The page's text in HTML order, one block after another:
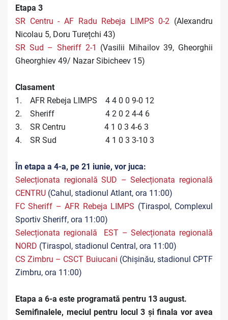
Etapa 3
SR Centru - AF Radu Rebeja LIMPS 0-2 (Alexandru
Nicolau 5, Doru Turețchi 43)
SR Sud – Sheriff 2-1 (Vasilii Mihailov 39, Gheorghii
Gheorghiev 49/ Nazar Sibicheev 15)
Clasament
1. AFR Rebeja LIMPS 4 4 0 0 9-0 12
2. Sheriff 4 2 0 2 4-4 6
3. SR Centru 4 1 0 3 4-6 3
4. SR Sud 4 1 0 3 3-10 3
În etapa a 4-a, pe 21 iunie, vor juca:
Selecționata regională SUD –Selecționata regională
CENTRU (Cahul, stadionul Atlant, ora 11:00)
FC Sheriff – AFR Rebeja LIMPS (Tiraspol, Complexul
Sportiv Sheriff, ora 11:00)
Selecționata regională EST –Selecționata regională
NORD (Tiraspol, stadionul Central, ora 11:00)
CS Zimbru – CSCT Buiucani (Chișinău, stadionul CPTF
Zimbru, ora 11:00)
Etapa a 6-a este programată pentru 13 august.
Semifinalele, meciul pentru locul 3 și finala vor avea